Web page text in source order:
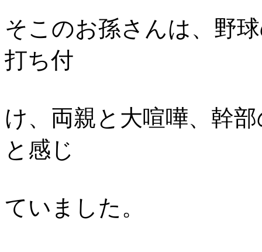
そこのお孫さんは、野
打ち付
け、両親と大喧嘩、幹
と感じ
ていました。